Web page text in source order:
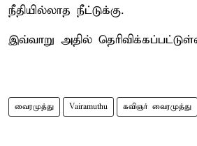
நீதியில்லாத நீட்டுக்கு.
இவ்வாறு அதில்
வைரமுத்து Vairamuthu கவிஞர் வைரமுத்து